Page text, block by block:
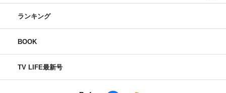
ランキング
BOOK
TV LIFE最新号